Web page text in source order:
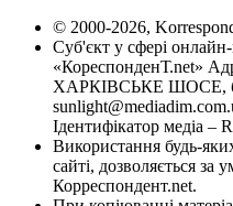
© 2000-2026,
Суб'єкт у сфері
«КореспонденТ.net»
ХАРКІВСЬКЕ ШОСЕ,
Ідентифікатор медіа –
Використання будь-
сайті, дозволяється за
Корреспондент.net.